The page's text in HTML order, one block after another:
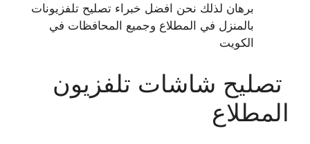
برهان لذلك نحن افضل خبراء تصليح تلفزيونات
بالمنزل في المطلاع وجميع المحافظات في
الكويت
تصليح شاشات تلفزيون
المطلاع